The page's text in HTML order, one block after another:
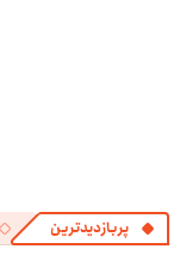
پربازدیدترین